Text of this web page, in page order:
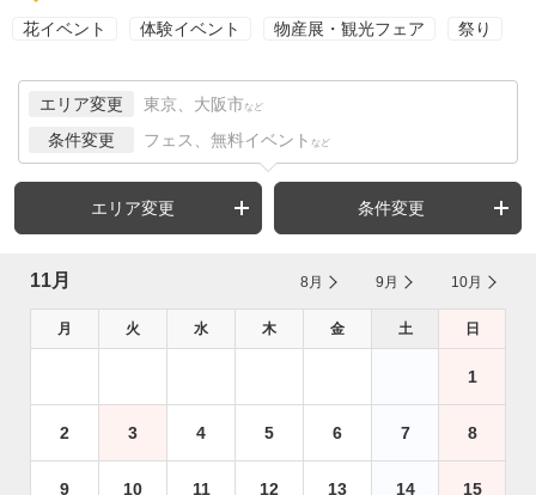
花イベント 体験イベント 物産展・観光フェア 祭り
エリア変更 東京、大阪市 など
条件変更 フェス、無料イベント など
エリア変更 条件変更
11月 8月 9月 10月
月 火 水 木 金 土 日
1
2 3 4 5 6 7 8
9 10 11 12 13 14 15